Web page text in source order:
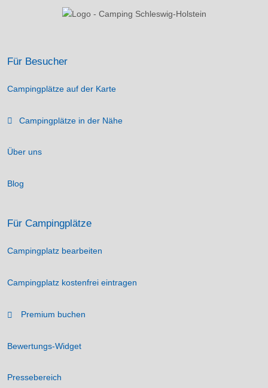
Für Besucher
Campingplätze auf der Karte
Campingplätze in der Nähe
Über uns
Blog
Für Campingplätze
Campingplatz bearbeiten
Campingplatz kostenfrei eintragen
Premium buchen
Bewertungs-Widget
Pressebereich